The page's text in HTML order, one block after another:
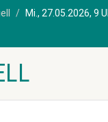
Mi., 27.05.2026, 9